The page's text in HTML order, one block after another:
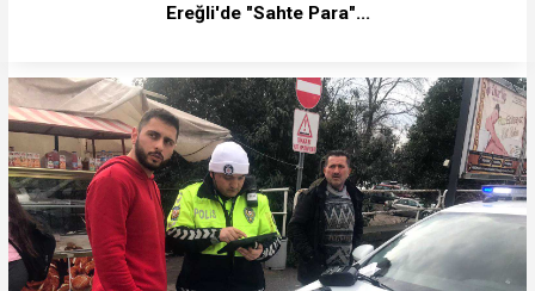
Ereğli'de "Sahte Para"...